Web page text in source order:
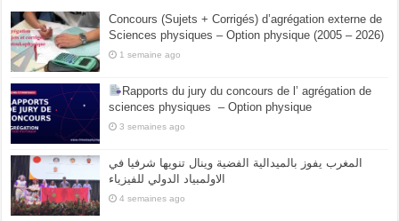
Concours (Sujets + Corrigés) d’agrégation externe de
Sciences physiques – Option physique (2005 – 2026)
1 semaine ago
Rapports du jury du concours de l’ agrégation de
sciences physiques – Option physique
3 semaines ago
المغرب يفوز بالميدالية الفضية وينال تنويها شرفيا في
الاولمبياد الدولي للفيزياء
4 semaines ago